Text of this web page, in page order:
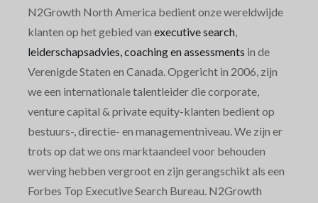
N2Growth North America bedient onze wereldwijde
klanten op het gebied van executive search,
leiderschapsadvies, coaching en assessments in de
Verenigde Staten en Canada. Opgericht in 2006, zijn
we een internationale talentleider die corporate,
venture capital & private equity-klanten bedient op
bestuurs-, directie- en managementniveau. We zijn er
trots op dat we ons marktaandeel voor behouden
werving hebben vergroot en zijn gerangschikt als een
Forbes Top Executive Search Bureau. N2Growth